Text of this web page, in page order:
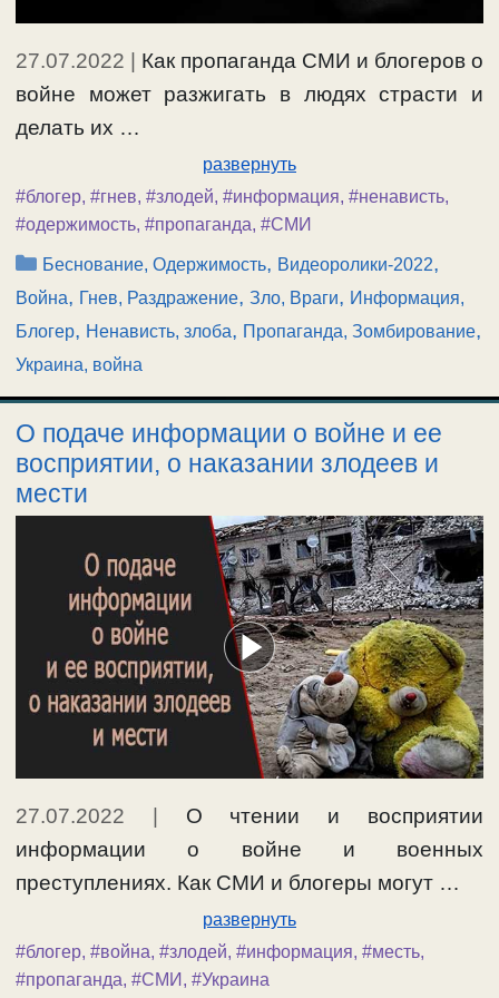
27.07.2022
Как пропаганда СМИ и блогеров о
войне может разжигать в людях страсти и
делать их …
развернуть
#блогер, #гнев, #злодей, #информация, #ненависть,
#одержимость, #пропаганда, #СМИ
Рубрики
Беснование, Одержимость, Видеоролики-2022,
Война, Гнев, Раздражение, Зло, Враги, Информация,
Блогер, Ненависть, злоба, Пропаганда, Зомбирование,
Украина, война
О подаче информации о войне и ее
восприятии, о наказании злодеев и
мести
27.07.2022 | О чтении и восприятии
информации о войне и военных
преступлениях. Как СМИ и блогеры могут …
развернуть
#блогер, #война, #злодей, #информация, #месть,
#пропаганда, #СМИ , #Украина